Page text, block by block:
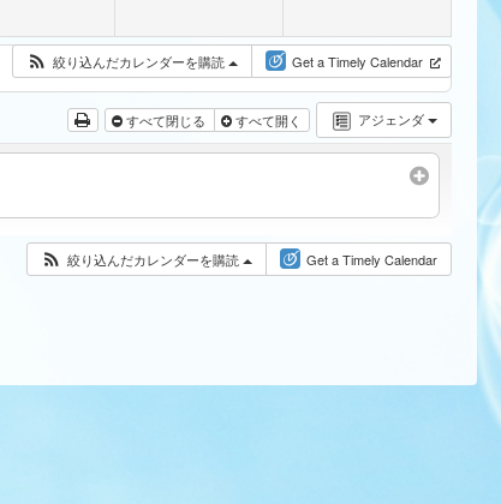
絞り込んだカレンダーを購読 Get a Timely Calendar
アジェンダ
すべて閉じる すべて開く
絞り込んだカレンダーを購読 Get a Timely Calendar